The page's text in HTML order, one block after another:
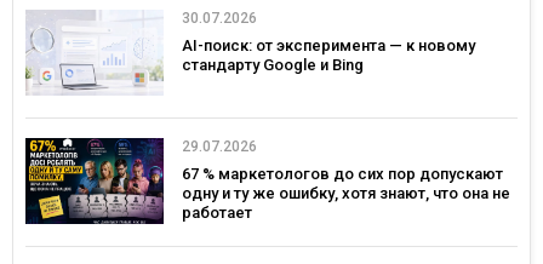
30.07.2026
AI-поиск: от эксперимента — к новому
стандарту Google и Bing
29.07.2026
67 % маркетологов до сих пор допускают
одну и ту же ошибку, хотя знают, что она не
работает